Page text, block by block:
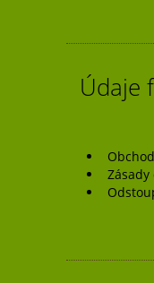
Údaje